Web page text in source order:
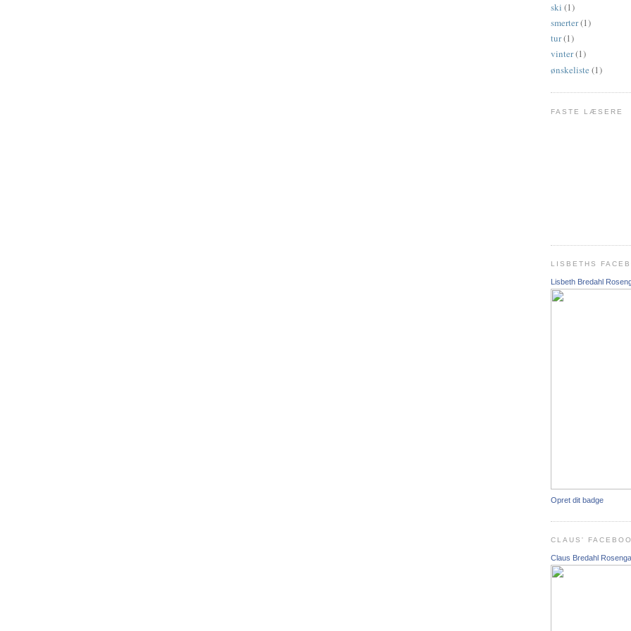
ski (1)
smerter(1)
tur(1)
vinter(1)
ønskeliste (1)
FASTE LÆSERE
LISBETHS
Lisbeth Bredahl
Opret dit badge
CLAUS'
Claus Bredahl